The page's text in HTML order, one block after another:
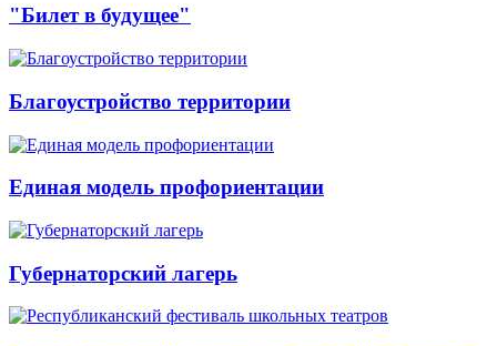
"Билет в будущее"
Благоустройство территории
Единая модель профориентации
Губернаторский лагерь